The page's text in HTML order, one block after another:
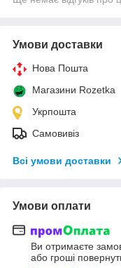
Умови доставки
Нова Пошта
Магазини Rozetka
Укрпошта
Самовивіз
Всі умови доставки
Умови оплати
Ви отримаєте
або гроші